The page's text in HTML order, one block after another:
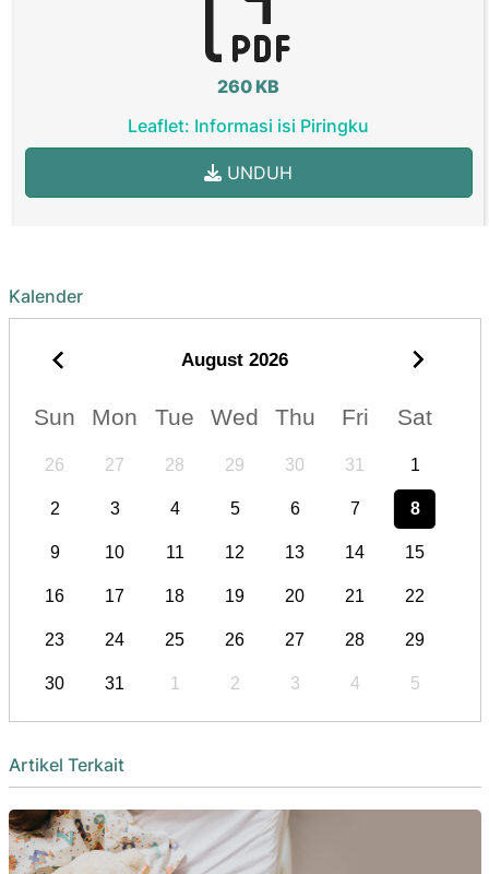
260 KB
Leaflet: Informasi isi Piringku
UNDUH
Kalender
August 2026
Sun Mon Tue Wed Thu Fri Sat
26 27 28 29 30 31 1
2 3 4 5 6 7 8
9 10 11 12 13 14 15
16 17 18 19 20 21 22
23 24 25 26 27 28 29
30 31 1 2 3 4 5
Artikel Terkait